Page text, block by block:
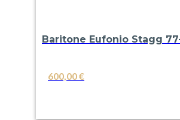
Baritone Eufonio Stagg
600,00€